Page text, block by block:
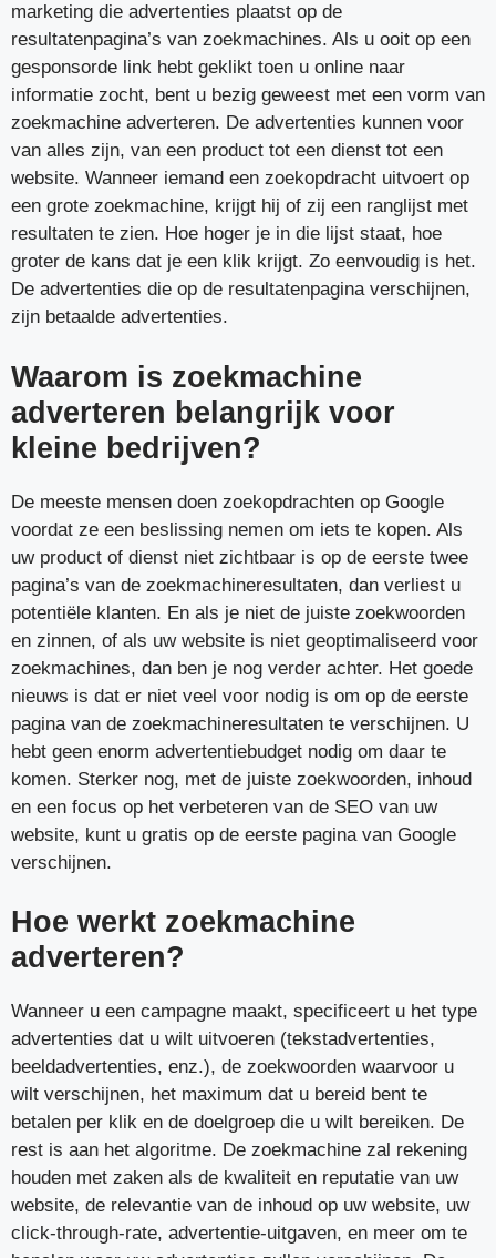
marketing die advertenties plaatst op de
resultatenpagina’s van zoekmachines. Als u ooit op een
gesponsorde link hebt geklikt toen u online naar
informatie zocht, bent u bezig geweest met een vorm van
zoekmachine adverteren. De advertenties kunnen voor
van alles zijn, van een product tot een dienst tot een
website. Wanneer iemand een zoekopdracht uitvoert op
een grote zoekmachine, krijgt hij of zij een ranglijst met
resultaten te zien. Hoe hoger je in die lijst staat, hoe
groter de kans dat je een klik krijgt. Zo eenvoudig is het.
De advertenties die op de resultatenpagina verschijnen,
zijn betaalde advertenties.
Waarom is zoekmachine
adverteren belangrijk voor
kleine bedrijven?
De meeste mensen doen zoekopdrachten op Google
voordat ze een beslissing nemen om iets te kopen. Als
uw product of dienst niet zichtbaar is op de eerste twee
pagina’s van de zoekmachineresultaten, dan verliest u
potentiële klanten. En als je niet de juiste zoekwoorden
en zinnen, of als uw website is niet geoptimaliseerd voor
zoekmachines, dan ben je nog verder achter. Het goede
nieuws is dat er niet veel voor nodig is om op de eerste
pagina van de zoekmachineresultaten te verschijnen. U
hebt geen enorm advertentiebudget nodig om daar te
komen. Sterker nog, met de juiste zoekwoorden, inhoud
en een focus op het verbeteren van de SEO van uw
website, kunt u gratis op de eerste pagina van Google
verschijnen.
Hoe werkt zoekmachine
adverteren?
Wanneer u een campagne maakt, specificeert u het type
advertenties dat u wilt uitvoeren (tekstadvertenties,
beeldadvertenties, enz.), de zoekwoorden waarvoor u
wilt verschijnen, het maximum dat u bereid bent te
betalen per klik en de doelgroep die u wilt bereiken. De
rest is aan het algoritme. De zoekmachine zal rekening
houden met zaken als de kwaliteit en reputatie van uw
website, de relevantie van de inhoud op uw website, uw
click-through-rate, advertentie-uitgaven, en meer om te